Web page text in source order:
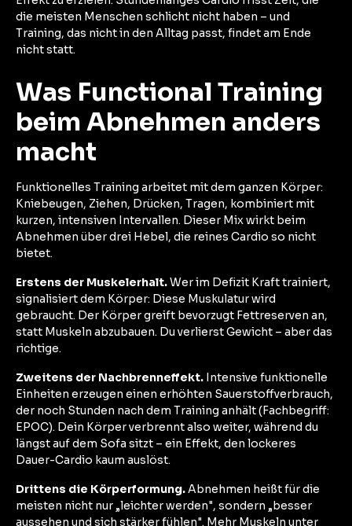
die meisten Menschen schlicht nicht haben – und
Training, das nicht in den Alltag passt, findet am Ende
nicht statt.
Was Functional Training
beim Abnehmen anders
macht
Funktionelles Training arbeitet mit dem ganzen Körper:
Kniebeugen, Ziehen, Drücken, Tragen, kombiniert mit
kurzen, intensiven Intervallen. Dieser Mix wirkt beim
Abnehmen über drei Hebel, die reines Cardio so nicht
bietet.
Erstens der Muskelerhalt.Wer im Defizit Kraft trainiert,
signalisiert dem Körper: Diese Muskulatur wird
gebraucht. Der Körper greift bevorzugt Fettreserven an,
statt Muskeln abzubauen. Du verlierst Gewicht – aber das
richtige.
Zweitens der Nachbrenneffekt. Intensive funktionelle
Einheiten erzeugen einen erhöhten Sauerstoffverbrauch,
der noch Stunden nach dem Training anhält (Fachbegriff:
EPOC). Dein Körper verbrennt also weiter, während du
längst auf dem Sofa sitzt – ein Effekt, den lockeres
Dauer-Cardio kaum auslöst.
Drittens die Körperformung.Abnehmen heißt für die
meisten nicht nur „leichter werden", sondern „besser
aussehen und sich stärker fühlen". Mehr Muskeln unter